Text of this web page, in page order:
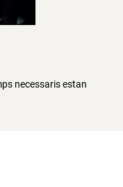
necessaris estan